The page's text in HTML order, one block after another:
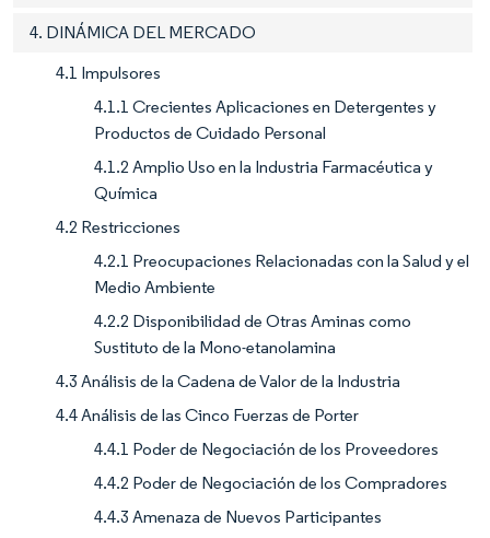
4. DINÁMICA DEL MERCADO
4.1 Impulsores
4.1.1 Crecientes Aplicaciones en Detergentes y
Productos de Cuidado Personal
4.1.2 Amplio Uso en la Industria Farmacéutica y
Química
4.2 Restricciones
4.2.1 Preocupaciones Relacionadas con la Salud y el
Medio Ambiente
4.2.2 Disponibilidad de Otras Aminas como
Sustituto de la Mono-etanolamina
4.3 Análisis de la Cadena de Valor de la Industria
4.4 Análisis de las Cinco Fuerzas de Porter
4.4.1 Poder de Negociación de los Proveedores
4.4.2 Poder de Negociación de los Compradores
4.4.3 Amenaza de Nuevos Participantes